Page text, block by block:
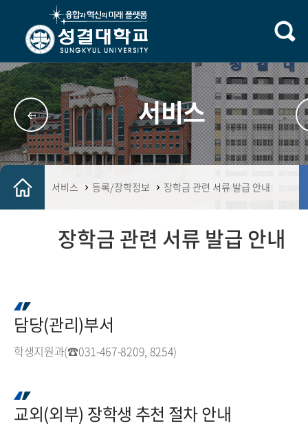
서비스
서비스 등록/장학정보 장학금 관련 서류 발급 안내
장학금 관련 서류 발급 안내
담당(관리)부서
학생지원과(☎031-467-8209, 8254)
교외(외부) 장학생 추천 절차 안내